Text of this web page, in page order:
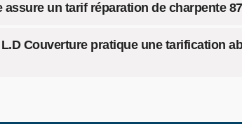
assure un tarif réparation de charpente
Couverture pratique une tarification